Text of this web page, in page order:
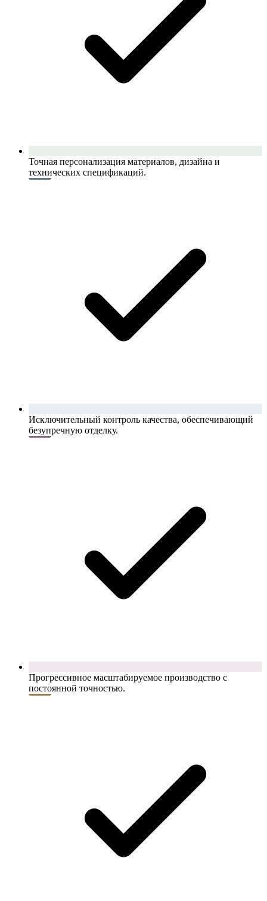
Точная персонализация материалов, дизайна и
технических спецификаций.
Исключительный контроль качества, обеспечивающий
безупречную отделку.
Прогрессивное масштабируемое производство с
постоянной точностью.